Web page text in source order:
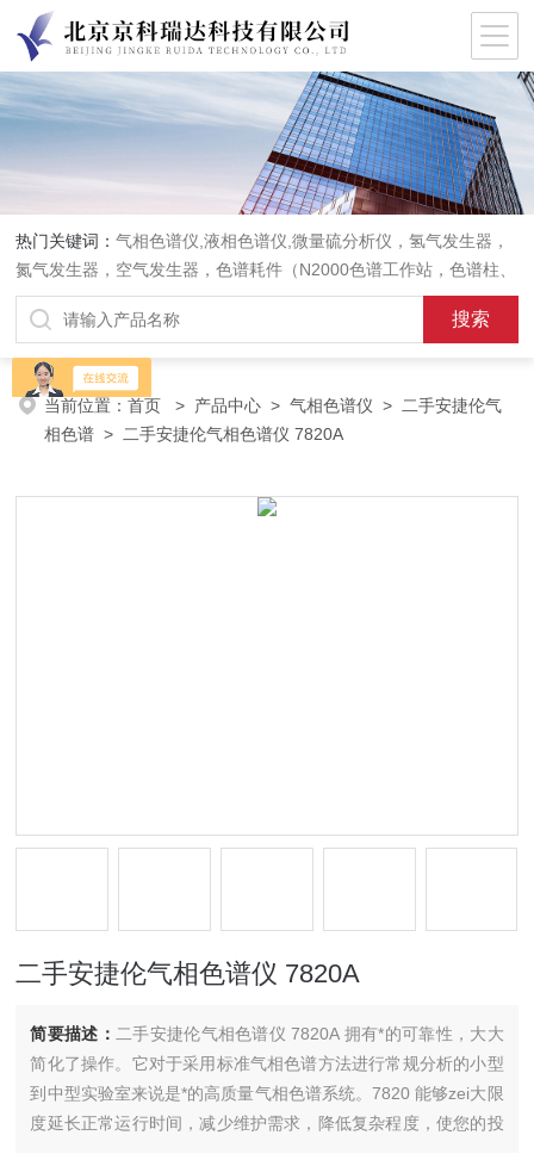
热门关键词：气相色谱仪,液相色谱仪,微量硫分析仪，氢气发生器，
氮气发生器，空气发生器，色谱耗件（N2000色谱工作站，色谱柱、
阀件、进样器、色谱担体），顶空进样器，热解析仪，紫外分光光度
计，原子吸收分光光度计，傅立叶红外光谱仪，分析天平等常规实验
室产品。
当前位置：首页 > 产品中心 >气相色谱仪 > 二手安捷伦气
相色谱 > 二手安捷伦气相色谱仪 7820A
二手安捷伦气相色谱仪 7820A
简要描述： 二手安捷伦气相色谱仪 7820A 拥有*的可靠性，大大
简化了操作。它对于采用标准气相色谱方法进行常规分析的小型
到中型实验室来说是*的高质量气相色谱系统。7820 能够zei大限
度延长正常运行时间，减少维护需求，降低复杂程度，使您的投